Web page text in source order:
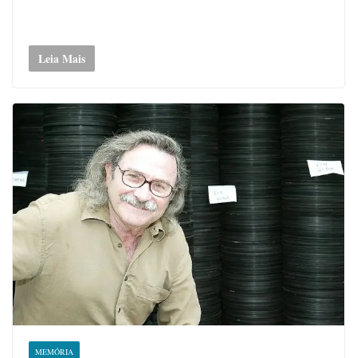
Leia Mais
MEMÓRIA